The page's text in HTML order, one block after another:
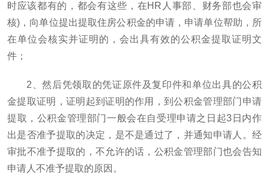
时应该都有的，都会有这些，在HR人事部、财务部也会审
核)，向单位提出提取住房公积金的申请，申请单位帮助，所
在单位会核实并证明的，会出具有效的公积金提取证明文
件；
2、然后凭领取的凭证原件及复印件和单位出具的公积
金提取证明，证明起到证明的作用，到公积金管理部门申请
提取，公积金管理部门一般会在自受理申请之日起3日内作
出是否准予提取的决定，是不是通过了，并通知申请人。经
审批不准予提取的，不允许的话，公积金管理部门也会告知
申请人不准予提取的原因。